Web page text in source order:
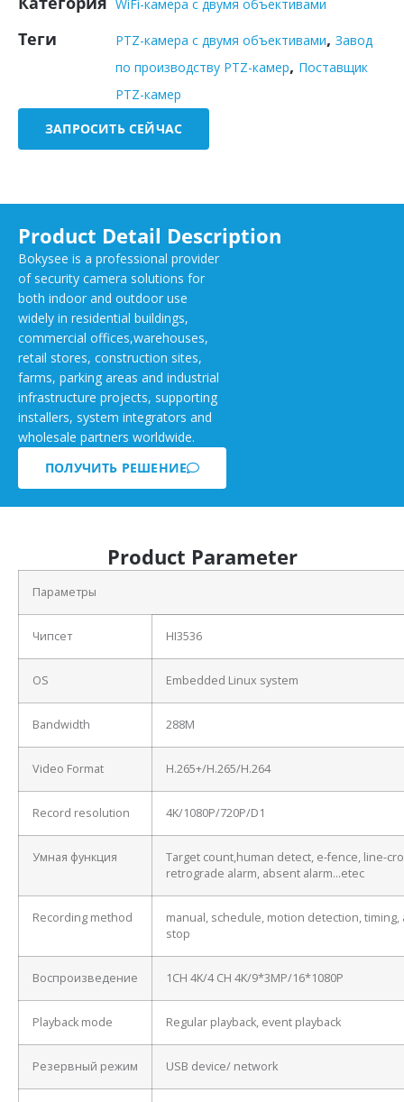
WiFi-камера с двумя объективами
Теги PTZ-камера с двумя объективами, Завод
по производству PTZ-камер, Поставщик
PTZ-камер
ЗАПРОСИТЬ СЕЙЧАС
Product Detail Description
Bokysee is a professional provider
of security camera solutions for
both indoor and outdoor use
widely in residential buildings,
commercial offices,warehouses,
retail stores, construction sites,
farms, parking areas and industrial
infrastructure projects, supporting
installers, system integrators and
wholesale partners worldwide.
ПОЛУЧИТЬ РЕШЕНИЕ
Product Parameter
Параметры
Чипсет HI3536
OS Embedded Linux system
Bandwidth 288M
Video Format H.265+/H.265/H.264
Record resolution 4K/1080P/720P/D1
Умная функция
Target count,human detect, e-fence, line-
retrograde alarm, absent alarm…etec
Recording method
manual, schedule, motion detection, timing,
stop
Воспроизведение 1CH 4K/4 CH 4K/9*3MP/16*1080P
Playback mode Regular playback, event playback
Резервный режим USB device/ network